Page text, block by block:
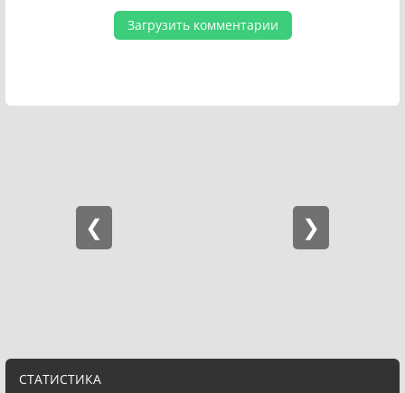
СТАТИСТИКА
Загрузить комментарии